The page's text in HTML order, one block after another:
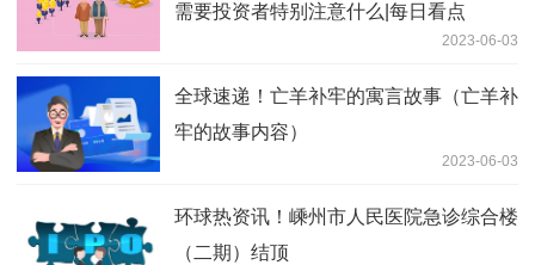
需要投资者特别注意什么|每日看点
2023-06-03
全球速递！亡羊补牢的寓言故事（亡羊补
牢的故事内容）
2023-06-03
环球热资讯！嵊州市人民医院急诊综合楼
（二期）结顶